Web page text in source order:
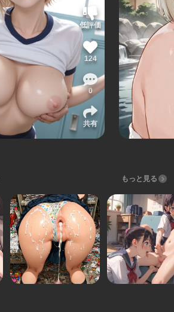
低評価
124
0
共有
もっと見る